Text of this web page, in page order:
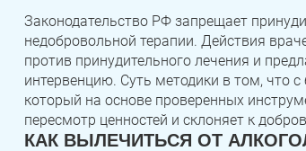
Законодательство РФ запрещает
недобровольной терапии. Действия
против принудительного лечения и
интервенцию. Суть методики в том, что
который на основе проверенных
пересмотр ценностей и склоняет к
КАК ВЫЛЕЧИТЬСЯ ОТ